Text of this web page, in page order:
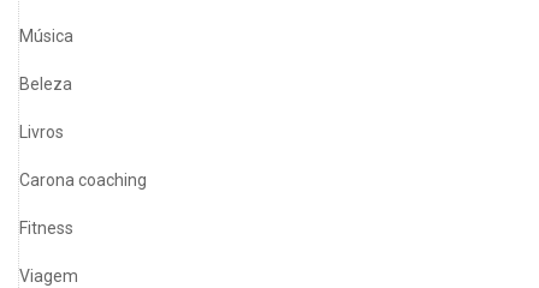
Música
Beleza
Livros
Carona coaching
Fitness
Viagem